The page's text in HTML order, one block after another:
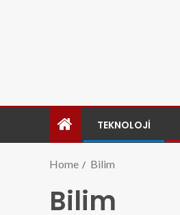
TEKNOLOJI
Home Bilim
Bilim